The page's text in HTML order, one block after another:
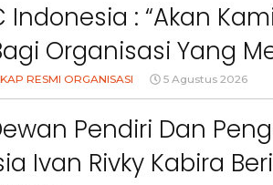
Indonesia : “Akan
Organisasi Yang
Warna, Bendera
Izin”
RESMI ORGANISASI 5 Agustus 2026
Pendiri Dan
Ivan Rivky Kabira
Sorotan
Utama Headline National News Sorotan
Sorotan